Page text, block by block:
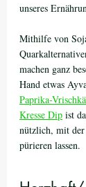
unseres
Mithilfe von
machen ganz
Hand etwas
Paprika-
Kresse Dip ist
nützlich, mit
pürieren lassen.